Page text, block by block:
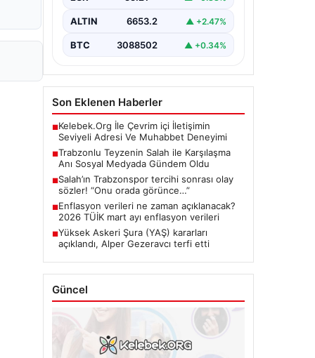
ALTIN 6653.2 ▲ +2.47%
BTC 3088502 ▲ +0.34%
Son Eklenen Haberler
■Kelebek.Org İle Çevrim içi İletişimin
Seviyeli Adresi Ve Muhabbet Deneyimi
■Trabzonlu Teyzenin Salah ile Karşılaşma
Anı Sosyal Medyada Gündem Oldu
■Salah’ın Trabzonspor tercihi sonrası olay
sözler! “Onu orada görünce…”
■Enflasyon verileri ne zaman açıklanacak?
2026 TÜİK mart ayı enflasyon verileri
■Yüksek Askeri Şura (YAŞ) kararları
açıklandı, Alper Gezeravcı terfi etti
Güncel